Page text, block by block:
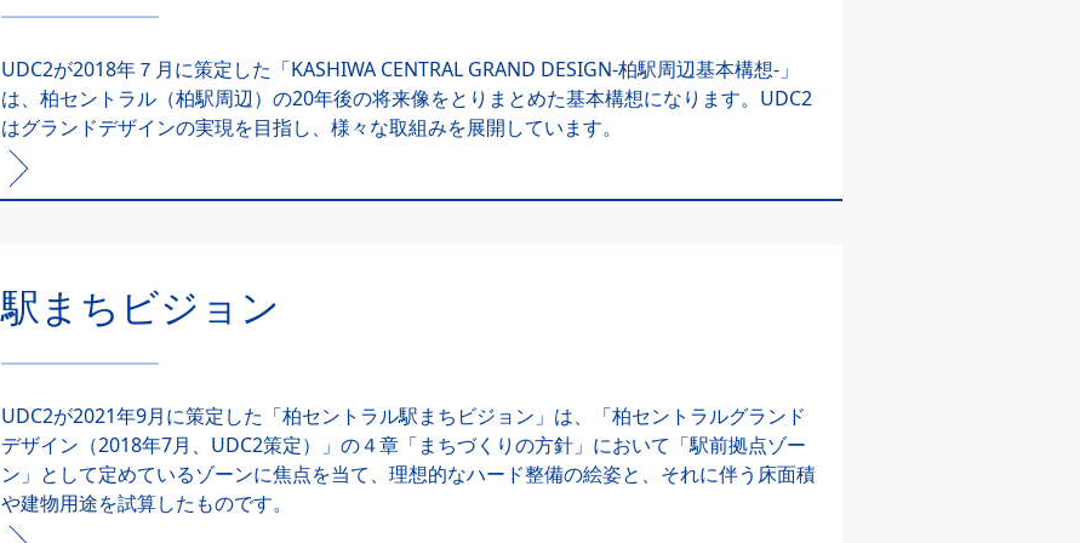
UDC2が2018年７月に策定した「KASHIWA CENTRAL GRAND DESIGN-柏駅周辺基本構想-」
は、柏セントラル（柏駅周辺）の20年後の将来像をとりまとめた基本構想になります。UDC2
はグランドデザインの実現を目指し、様々な取組みを展開しています。
駅まちビジョン
UDC2が2021年9月に策定した「柏セントラル駅まちビジョン」は、「柏セントラルグランド
デザイン（2018年7月、UDC2策定）」の４章「まちづくりの方針」において「駅前拠点ゾー
ン」として定めているゾーンに焦点を当て、理想的なハード整備の絵姿と、それに伴う床面積
や建物用途を試算したものです。